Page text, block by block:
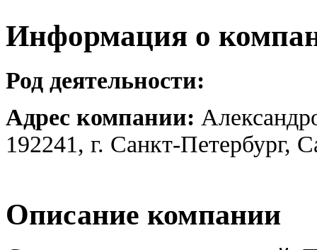
Информация о
Род деятельности:
Адрес компании:
192241, г. Санкт-Петербург,
Описание компании